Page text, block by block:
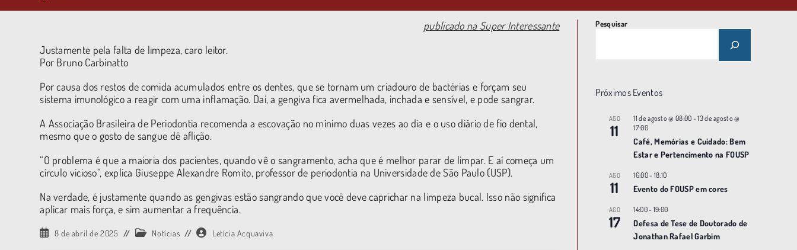
publicado na Super Interessante
Justamente pela falta de limpeza, caro leitor.
Por Bruno Carbinatto
Por causa dos restos de comida acumulados entre os dentes, que se tornam um criadouro de bactérias e forçam seu
sistema imunológico a reagir com uma inflamação. Dai, a gengiva fica avermelhada, inchada e sensível, e pode sangrar.
A Associação Brasileira de Periodontia recomenda a escovação no mínimo duas vezes ao dia e o uso diário de fio dental,
mesmo que o gosto de sangue dê aflição.
“O problema é que a maioria dos pacientes, quando vê o sangramento, acha que é melhor parar de limpar. E aí começa um
círculo vicioso”, explica Giuseppe Alexandre Romito, professor de periodontia na Universidade de São Paulo (USP).
Na verdade, é justamente quando as gengivas estão sangrando que você deve caprichar na limpeza bucal. Isso não significa
aplicar mais força, e sim aumentar a frequência.
8 de abril de 2025 Notícias Letícia Acquaviva
Pesquisar
Próximos Eventos
AGO
11
11 de agosto @ 08:00 -13 de agosto @
17:00
Café, Memórias e Cuidado: Bem
Estar e Pertencimento na FOUSP
AGO
11
16:00- 18:10
Evento do FOUSP em cores
AGO
17
14:00- 19:00
Defesa de Tese de Doutorado de
Jonathan Rafael Garbim